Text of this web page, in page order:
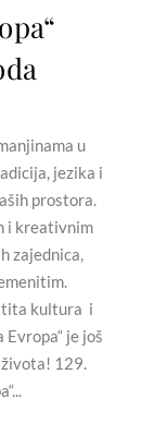
u
jezika i
prostora.
i kreativnim
zajednica,
kultura i
je još
života! 129.